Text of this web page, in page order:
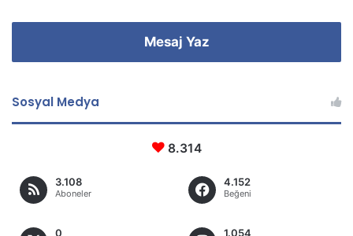
Mesaj Yaz
Sosyal Medya
8.314
3.108
Aboneler
4.152
Beğeni
0 1.054